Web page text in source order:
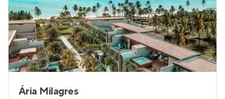
Ária Milagres